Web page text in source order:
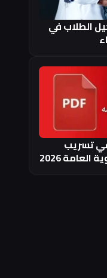
الطلاب في
تسريب
العامة 2026